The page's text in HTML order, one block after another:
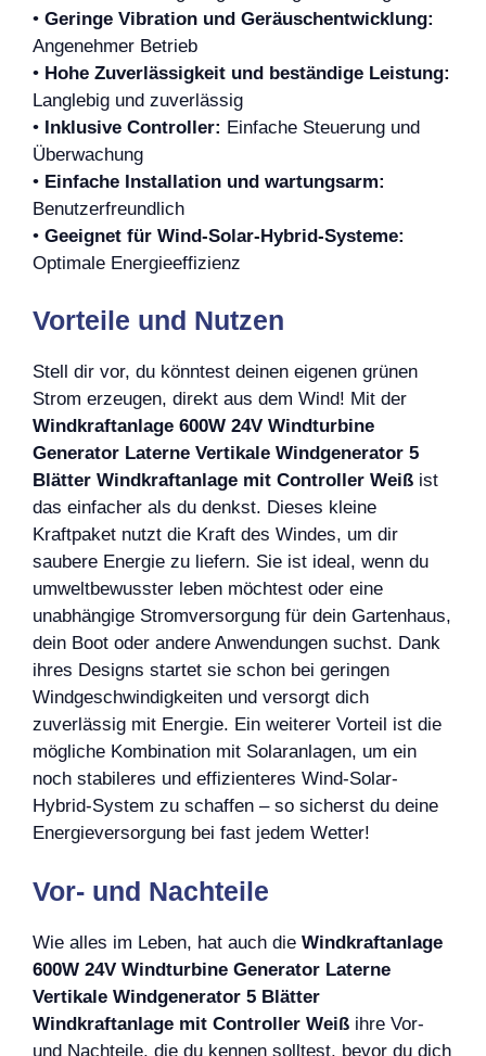
• Geringe Vibration und Geräuschentwicklung:
Angenehmer Betrieb
• Hohe Zuverlässigkeit und beständige Leistung:
Langlebig und zuverlässig
• Inklusive Controller: Einfache Steuerung und
Überwachung
• Einfache Installation und wartungsarm:
Benutzerfreundlich
• Geeignet für Wind-Solar-Hybrid-Systeme:
Optimale Energieeffizienz
Vorteile und Nutzen
Stell dir vor, du könntest deinen eigenen grünen
Strom erzeugen, direkt aus dem Wind! Mit der
Windkraftanlage 600W 24V Windturbine
Generator Laterne Vertikale Windgenerator 5
Blätter Windkraftanlage mit Controller Weiß ist
das einfacher als du denkst. Dieses kleine
Kraftpaket nutzt die Kraft des Windes, um dir
saubere Energie zu liefern. Sie ist ideal, wenn du
umweltbewusster leben möchtest oder eine
unabhängige Stromversorgung für dein Gartenhaus,
dein Boot oder andere Anwendungen suchst. Dank
ihres Designs startet sie schon bei geringen
Windgeschwindigkeiten und versorgt dich
zuverlässig mit Energie. Ein weiterer Vorteil ist die
mögliche Kombination mit Solaranlagen, um ein
noch stabileres und effizienteres Wind-Solar-
Hybrid-System zu schaffen – so sicherst du deine
Energieversorgung bei fast jedem Wetter!
Vor- und Nachteile
Wie alles im Leben, hat auch die Windkraftanlage
600W 24V Windturbine Generator Laterne
Vertikale Windgenerator 5 Blätter
Windkraftanlage mit Controller Weiß ihre Vor-
und Nachteile, die du kennen solltest, bevor du dich